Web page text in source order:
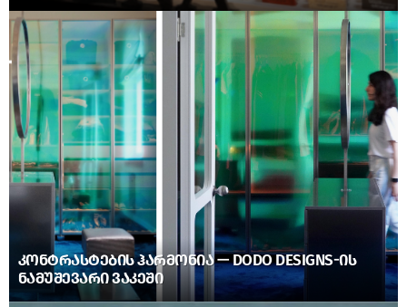
ᲙᲝᲜᲢᲠᲐᲡᲢᲔᲑᲘᲡ ᲰᲐᲠᲛᲝᲜᲘᲐ — DODO DESIGNS-ᲘᲡ
ᲜᲐᲛᲣᲨᲔᲕᲐᲠᲘ ᲕᲐᲙᲔᲨᲘ